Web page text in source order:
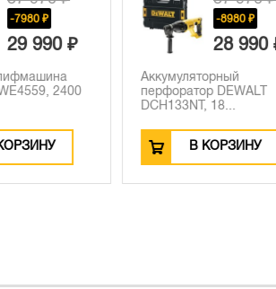
-7980 ₽
29 990 ₽
2400
-8980 ₽
28 990 ₽
Аккумуляторный
перфоратор DEWALT
DCH133NT, 18...
В КОРЗИНУ